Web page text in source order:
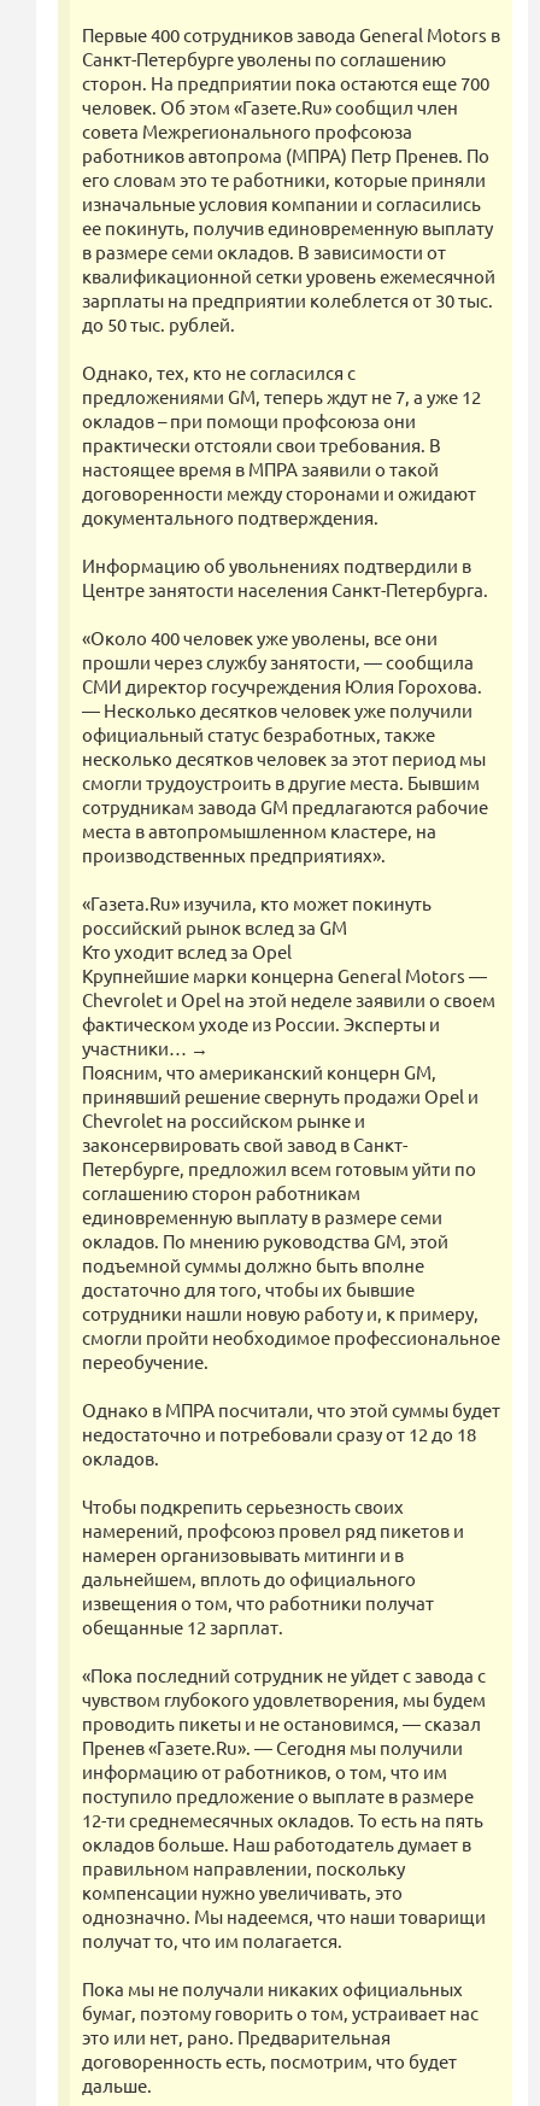
Первые 400 сотрудников завода General Motors в
Санкт-Петербурге уволены по соглашению
сторон. На предприятии пока остаются еще 700
человек. Об этом «Газете.Ru» сообщил член
совета Межрегионального профсоюза
работников автопрома (МПРА) Петр Пренев. По
его словам это те работники, которые приняли
изначальные условия компании и согласились
ее покинуть, получив единовременную выплату
в размере семи окладов. В зависимости от
квалификационной сетки уровень ежемесячной
зарплаты на предприятии колеблется от 30 тыс.
до 50 тыс. рублей.
Однако, тех, кто не согласился с
предложениями GM, теперь ждут не 7, а уже 12
окладов – при помощи профсоюза они
практически отстояли свои требования. В
настоящее время в МПРА заявили о такой
договоренности между сторонами и ожидают
документального подтверждения.
Информацию об увольнениях подтвердили в
Центре занятости населения Санкт-Петербурга.
«Около 400 человек уже уволены, все они
прошли через службу занятости, — сообщила
СМИ директор госучреждения Юлия Горохова.
— Несколько десятков человек уже получили
официальный статус безработных, также
несколько десятков человек за этот период мы
смогли трудоустроить в другие места. Бывшим
сотрудникам завода GM предлагаются рабочие
места в автопромышленном кластере, на
производственных предприятиях».
«Газета.Ru» изучила, кто может покинуть
российский рынок вслед за GM
Кто уходит вслед за Opel
Крупнейшие марки концерна General Motors —
Chevrolet и Opel на этой неделе заявили о своем
фактическом уходе из России. Эксперты и
участники… →
Поясним, что американский концерн GM,
принявший решение свернуть продажи Opel и
Chevrolet на российском рынке и
законсервировать свой завод в Санкт-
Петербурге, предложил всем готовым уйти по
соглашению сторон работникам
единовременную выплату в размере семи
окладов. По мнению руководства GM, этой
подъемной суммы должно быть вполне
достаточно для того, чтобы их бывшие
сотрудники нашли новую работу и, к примеру,
смогли пройти необходимое профессиональное
переобучение.
Однако в МПРА посчитали, что этой суммы будет
недостаточно и потребовали сразу от 12 до 18
окладов.
Чтобы подкрепить серьезность своих
намерений, профсоюз провел ряд пикетов и
намерен организовывать митинги и в
дальнейшем, вплоть до официального
извещения о том, что работники получат
обещанные 12 зарплат.
«Пока последний сотрудник не уйдет с завода с
чувством глубокого удовлетворения, мы будем
проводить пикеты и не остановимся, — сказал
Пренев «Газете.Ru». — Сегодня мы получили
информацию от работников, о том, что им
поступило предложение о выплате в размере
12-ти среднемесячных окладов. То есть на пять
окладов больше. Наш работодатель думает в
правильном направлении, поскольку
компенсации нужно увеличивать, это
однозначно. Мы надеемся, что наши товарищи
получат то, что им полагается.
Пока мы не получали никаких официальных
бумаг, поэтому говорить о том, устраивает нас
это или нет, рано. Предварительная
договоренность есть, посмотрим, что будет
дальше.